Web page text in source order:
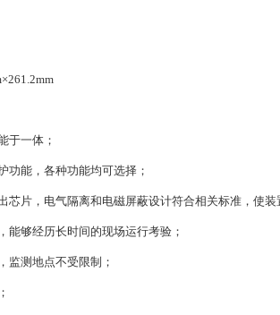
于一体；
功能，各种功能均可选择；
芯片，电气隔离和电磁屏蔽设计符合相关标准，使
能够经历长时间的现场运行考验；
监测地点不受限制；